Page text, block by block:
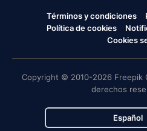
Términos y condiciones
Política de cookies
Cookies
Copyright © 2010-2026 Freepik
derechos
Español